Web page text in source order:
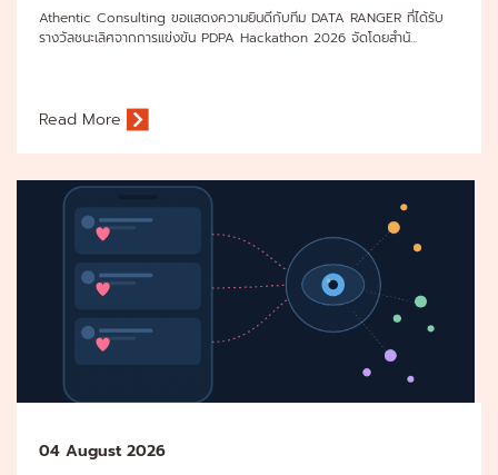
Athentic Consulting ขอแสดงความยินดีกับทีม DATA RANGER ที่ได้รับ
รางวัลชนะเลิศจากการแข่งขัน PDPA Hackathon 2026 จัดโดยสำนั...
Read More
04 August 2026